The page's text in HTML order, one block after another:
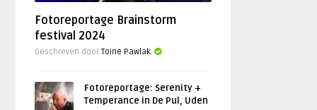
Fotoreportage Brainstorm
festival 2024
Geschreven doorToine Pawlak
Fotoreportage: Serenity +
Temperance in De Pul, Uden